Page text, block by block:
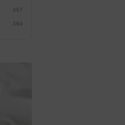
357
354